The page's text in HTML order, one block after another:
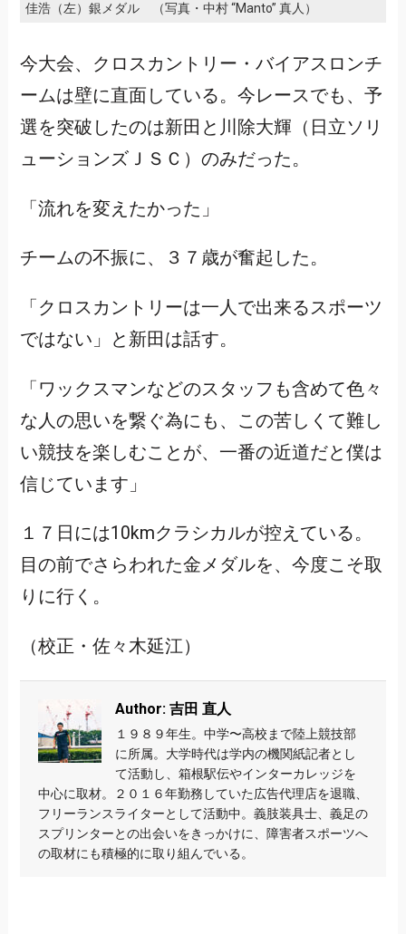
佳浩（左）銀メダル （写真・中村 “Manto” 真人）
今大会、クロスカントリー・バイアスロンチ
ームは壁に直面している。今レースでも、予
選を突破したのは新田と川除大輝（日立ソリ
ューションズＪＳＣ）のみだった。
「流れを変えたかった」
チームの不振に、３７歳が奮起した。
「クロスカントリーは一人で出来るスポーツ
ではない」と新田は話す。
「ワックスマンなどのスタッフも含めて色々
な人の思いを繋ぐ為にも、この苦しくて難し
い競技を楽しむことが、一番の近道だと僕は
信じています」
１７日には10kmクラシカルが控えている。
目の前でさらわれた金メダルを、今度こそ取
りに行く。
（校正・佐々木延江）
Author: 吉田 直人
１９８９年生。中学〜高校まで陸上競技部
に所属。大学時代は学内の機関紙記者とし
て活動し、箱根駅伝やインターカレッジを
中心に取材。２０１６年勤務していた広告代理店を退職、
フリーランスライターとして活動中。義肢装具士、義足の
スプリンターとの出会いをきっかけに、障害者スポーツへ
の取材にも積極的に取り組んでいる。